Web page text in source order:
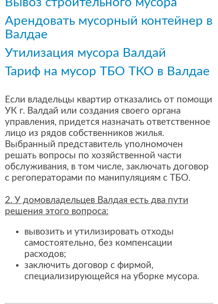
Арендовать мусорный контейнер в
Валдае
Утилизация мусора Валдай
Тариф на мусор ТБО ТКО в Валдае
Если владельцы квартир отказались от помощи
УК г. Валдай или создания своего органа
управления, придется назначать ответственное
лицо из рядов собственников жилья.
Выбранный представитель уполномочен
решать вопросы по хозяйственной части
обслуживания, в том числе, заключать договор
с регоператорами по манипуляциям с ТБО.
2. У домовладельцев Валдая есть два пути
решения этого вопроса:
вывозить и утилизировать отходы
самостоятельно, без компенсации
расходов;
заключить договор с фирмой,
специализирующейся на уборке мусора.